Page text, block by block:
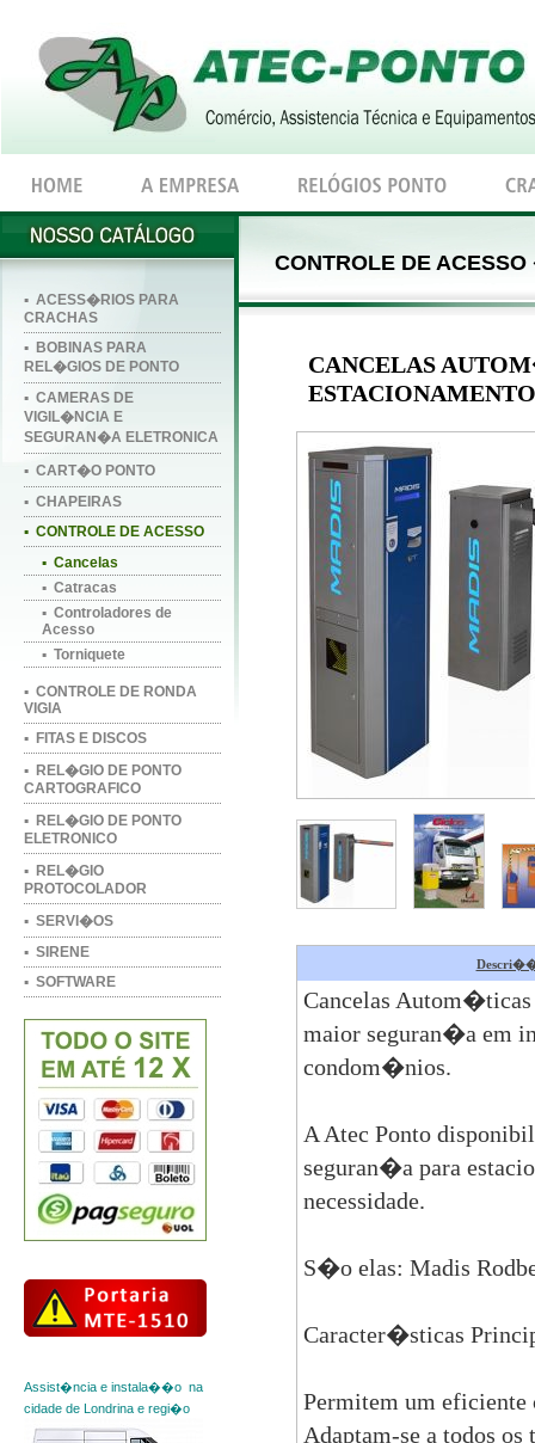
▪ ACESS�RIOS PARA
CRACHAS
▪ BOBINAS PARA
REL�GIOS DE PONTO
▪ CAMERAS DE
VIGIL�NCIA E
SEGURAN�A ELETRONICA
▪ CART�O PONTO
▪ CHAPEIRAS
▪ CONTROLE DE ACESSO
▪ Cancelas
▪ Catracas
▪ Controladores de
Acesso
▪ Torniquete
▪ CONTROLE DE RONDA
VIGIA
▪ FITAS E DISCOS
▪ REL�GIO DE PONTO
CARTOGRAFICO
▪ REL�GIO DE PONTO
ELETRONICO
▪ REL�GIO
PROTOCOLADOR
▪ SERVI�OS
▪ SIRENE
▪ SOFTWARE
Assist�ncia e instala��o na
cidade de Londrina e regi�o
CONTROLE DE
CANCELAS
Cancelas
maior seguran�a em
condom�nios.
A Atec Ponto
seguran�a para
necessidade.
S�o elas: Madis
Caracter�sticas
Permitem um
Adaptam-se a todos